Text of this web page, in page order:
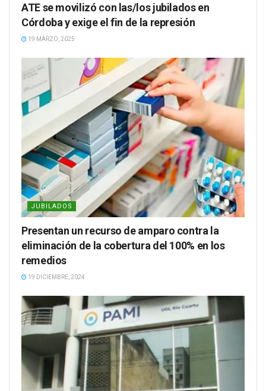
ATE se movilizó con las/los jubilados en
Córdoba y exige el fin de la represión
19 MARZO, 2025
JUBILADOS
Presentan un recurso de amparo contra la
eliminación de la cobertura del 100% en los
remedios
19 DICIEMBRE, 2024